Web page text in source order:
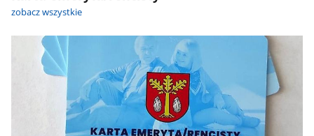
zobacz wszystkie